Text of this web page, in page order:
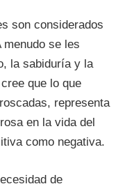
son considerados
se les
la sabiduría y la
que lo que
representa
en la vida del
como negativa.
de